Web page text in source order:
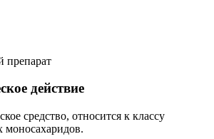
препарат
действие
средство, относится к классу
моносахаридов.